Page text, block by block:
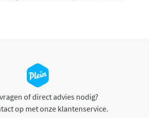
of direct advies nodig?
op met onze klantenservice.